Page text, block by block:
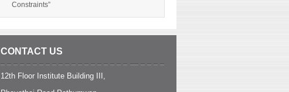
Constraints”
CONTACT US
12th Floor Institute Building III,